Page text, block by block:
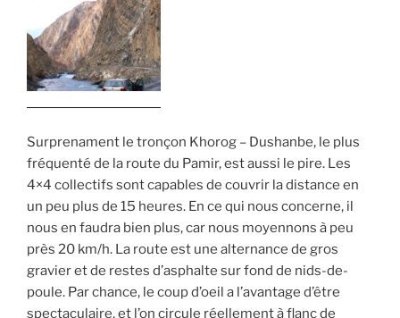
Surprenament le tronçon Khorog – Dushanbe, le plus
fréquenté de la route du Pamir, est aussi le pire. Les
4×4 collectifs sont capables de couvrir la distance en
un peu plus de 15 heures. En ce qui nous concerne, il
nous en faudra bien plus, car nous moyennons à peu
près 20 km/h. La route est une alternance de gros
gravier et de restes d’asphalte sur fond de nids-de-
poule. Par chance, le coup d’oeil a l’avantage d’être
spectaculaire, et l’on circule réellement à flanc de